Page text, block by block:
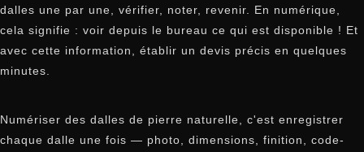
dalles une par une, vérifier, noter, revenir. En numérique,
cela signifie : voir depuis le bureau ce qui est disponible ! Et
avec cette information, établir un devis précis en quelques
minutes.
Numériser des dalles de pierre naturelle, c'est enregistrer
chaque dalle une fois — photo, dimensions, finition, code-